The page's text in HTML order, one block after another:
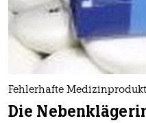
Fehlerhafte
Die